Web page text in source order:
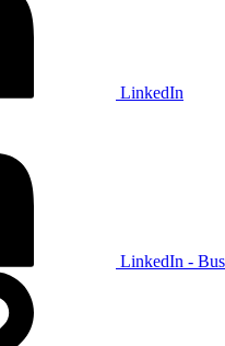
LinkedIn
LinkedIn -